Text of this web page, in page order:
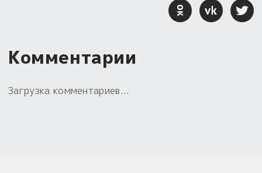
Комментарии
Загрузка комментариев...